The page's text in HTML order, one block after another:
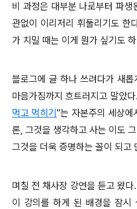
비 과정은 대부분 나로부터 파
관없이 이리저리 휘둘리기도 한
가 치밀 때는 이게 뭔가 싶기도
블로그에 글 하나 쓰려다가 새
마음가짐까지 흐트러지고 말았
먹고 먹히기"는 자본주의 세상에
론, 그것을 생각하고 사는 이도
그것을 더욱 증명하는 꼴이 되고
며칠 전 채사장 강연을 듣고 왔
이 강의를 하게 된 배경을 잠시